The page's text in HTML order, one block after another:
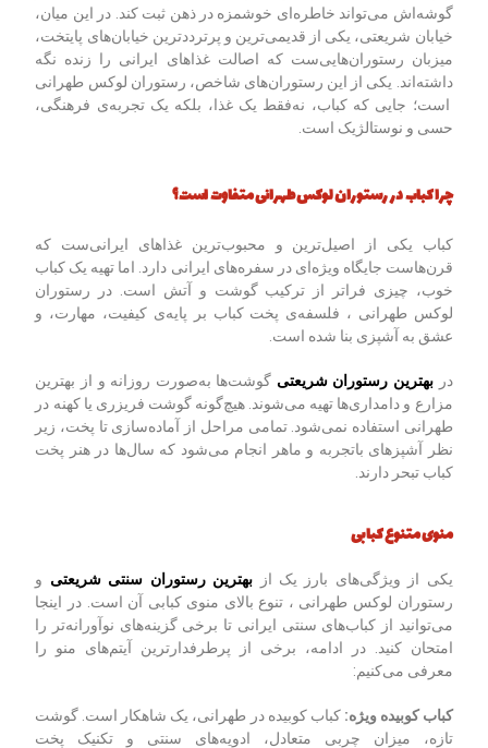
گوشه‌اش می‌تواند خاطره‌ای خوشمزه در ذهن ثبت کند. در این میان،
خیابان شریعتی، یکی از قدیمی‌ترین و پرترددترین خیابان‌های پایتخت،
میزبان رستوران‌هایی‌ست که اصالت غذاهای ایرانی را زنده نگه
داشته‌اند. یکی از این رستوران‌های شاخص، رستوران لوکس طهرانی
است؛ جایی که کباب، نه‌فقط یک غذا، بلکه یک تجربه‌ی فرهنگی،
حسی و نوستالژیک است.
چرا کباب در رستوران لوکس طهرانی متفاوت است؟
کباب یکی از اصیل‌ترین و محبوب‌ترین غذاهای ایرانی‌ست که
قرن‌هاست جایگاه ویژه‌ای در سفره‌های ایرانی دارد. اما تهیه یک کباب
خوب، چیزی فراتر از ترکیب گوشت و آتش است. در رستوران
لوکس طهرانی ، فلسفه‌ی پخت کباب بر پایه‌ی کیفیت، مهارت، و
عشق به آشپزی بنا شده است.
در بهترین رستوران شریعتی گوشت‌ها به‌صورت روزانه و از بهترین
مزارع و دامداری‌ها تهیه می‌شوند. هیچ‌گونه گوشت فریزری یا کهنه در
طهرانی استفاده نمی‌شود. تمامی مراحل از آماده‌سازی تا پخت، زیر
نظر آشپزهای باتجربه و ماهر انجام می‌شود که سال‌ها در هنر پخت
کباب تبحر دارند.
منوی متنوع کبابی
یکی از ویژگی‌های بارز یک از بهترین رستوران سنتی شریعتی و
رستوران لوکس طهرانی ، تنوع بالای منوی کبابی آن است. در اینجا
می‌توانید از کباب‌های سنتی ایرانی تا برخی گزینه‌های نوآورانه‌تر را
امتحان کنید. در ادامه، برخی از پرطرفدارترین آیتم‌های منو را
معرفی می‌کنیم:
کباب کوبیده ویژه:کباب کوبیده در طهرانی، یک شاهکار است. گوشت
تازه، میزان چربی متعادل، ادویه‌های سنتی و تکنیک پخت